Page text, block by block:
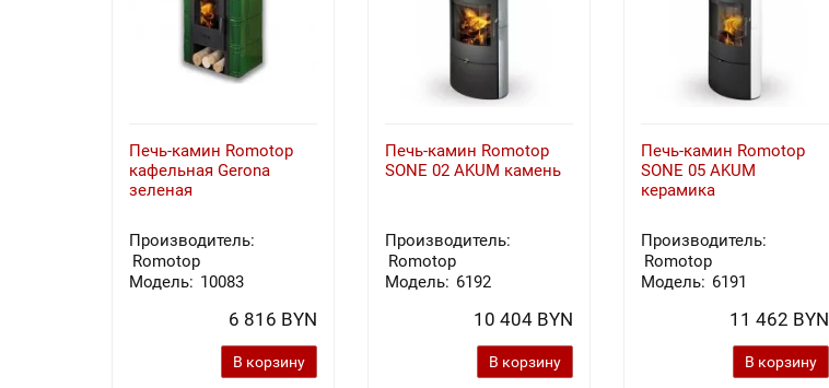
Печь-камин Romotop
кафельная Gerona
зеленая
Производитель:
Romotop
Модель: 10083
6 816 BYN
В корзину
Печь-камин Romotop
SONE 02 AKUM камень
Производитель:
Romotop
Модель: 6192
10 404 BYN
В корзину
Печь-камин Romotop
SONE 05 AKUM
керамика
Производитель:
Romotop
Модель: 6191
11 462 BYN
В корзину